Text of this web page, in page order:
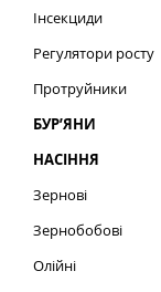
Інсекциди
Регулятори росту
Протруйники
БУР’ЯНИ
НАСІННЯ
Зернові
Зернобобові
Олійні